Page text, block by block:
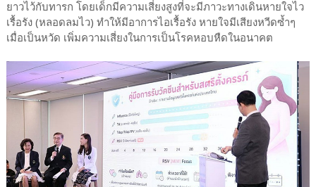
ยาวไว้กับทารก โดยเด็กมีความเสี่ยงสูงที่จะมีภาวะทางเดินหายใจไว
เรื้อรัง (หลอดลมไว) ทำให้มีอาการไอเรื้อรัง หายใจมีเสียงหวีดซ้ำๆ
เมื่อเป็นหวัด เพิ่มความเสี่ยงในการเป็นโรคหอบหืดในอนาคต